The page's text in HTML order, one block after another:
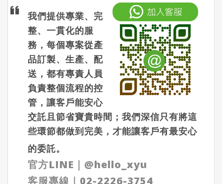
我們提供專業、完
整、一貫化的服
務，每個專案從產
品訂製、生產、配
送，都有專責人員
負責整個流程的控
管，讓客戶能安心
交託且節省寶貴時間；我們深信只有將這
些環節都做到完美，才能讓客戶有最安心
的委託。
官方LINE｜ @hello_xyu
客服專線｜ 02-2226-3754